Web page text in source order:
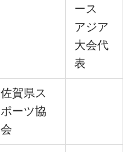
ース
アジア
⼤会代
表
佐賀県ス
ポーツ協
会